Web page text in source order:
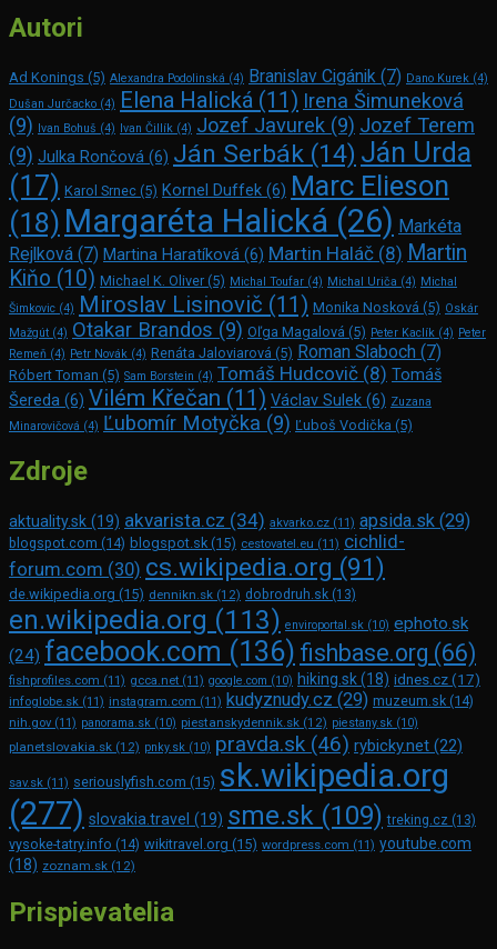
Autori
Ad Konings (5) Alexandra Podolinská (4) Branislav Cigánik (7) Dano Kurek (4)
Dušan Jurčacko (4) Elena Halická (11) Irena Šimuneková
(9) Ivan Bohuš (4) Ivan Čillík (4) Jozef Javurek (9) Jozef Terem
(9) Julka Rončová (6) Ján Serbák (14) Ján Urda
(17) Karol Srnec (5) Kornel Duffek (6) Marc Elie­son
(18) Margaréta Halická (26) Markéta
Rejlková (7) Martina Haratíková (6) Martin Haláč (8) Martin
Kiňo (10) Michael K. Oliver (5) Michal Toufar (4) Michal Uriča (4) Michal
Šimkovic (4) Miroslav Lisinovič (11) Monika Nosková (5) Oskár
Mažgút (4) Otakar Brandos (9) Oľga Magalová (5) Peter Kaclík (4) Peter
Remeň (4) Petr Novák (4) Renáta Jaloviarová (5) Roman Slaboch (7)
Róbert Toman (5) Sam Bors­tein (4) Tomáš Hudcovič (8) Tomáš
Šereda (6) Vilém Křečan (11) Václav Sulek (6) Zuzana
Minarovičová (4) Ľubomír Motyčka (9) Ľuboš Vodička (5)
Zdroje
aktuality.sk (19) akvarista.cz (34) akvarko.cz (11) apsida.sk (29)
blogspot.com (14) blogspot.sk (15) cestovatel.eu (11) cichlid-
forum.com (30) cs.wikipedia.org (91)
de.wikipedia.org (15) dennikn.sk (12) dobrodruh.sk (13)
en.wikipedia.org (113) enviroportal.sk (10) ephoto.sk
(24) facebook.com (136) fishbase.org (66)
fishprofiles.com (11) gcca.net (11) google.com (10) hiking.sk(18) idnes.cz(17)
infoglobe.sk (11) instagram.com (11) kudyznudy.cz (29) muzeum.sk (14)
nih.gov (11) panorama.sk (10) piestanskydennik.sk (12) piestany.sk (10)
planetslovakia.sk (12) pnky.sk (10) pravda.sk (46) rybicky.net (22)
sav.sk (11) seriouslyfish.com (15) sk.wikipedia.org
(277) slovakia.travel (19) sme.sk (109) treking.cz (13)
vysoke-tatry.info (14) wikitravel.org (15) wordpress.com (11) youtube.com
(18) zoznam.sk (12)
Prispievatelia